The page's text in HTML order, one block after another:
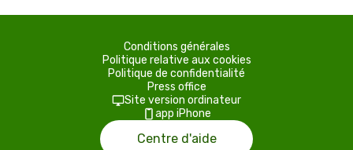
Conditions générales
Politique relative aux cookies
Politique de confidentialité
Press office
Site version ordinateur
app iPhone
Centre d'aide